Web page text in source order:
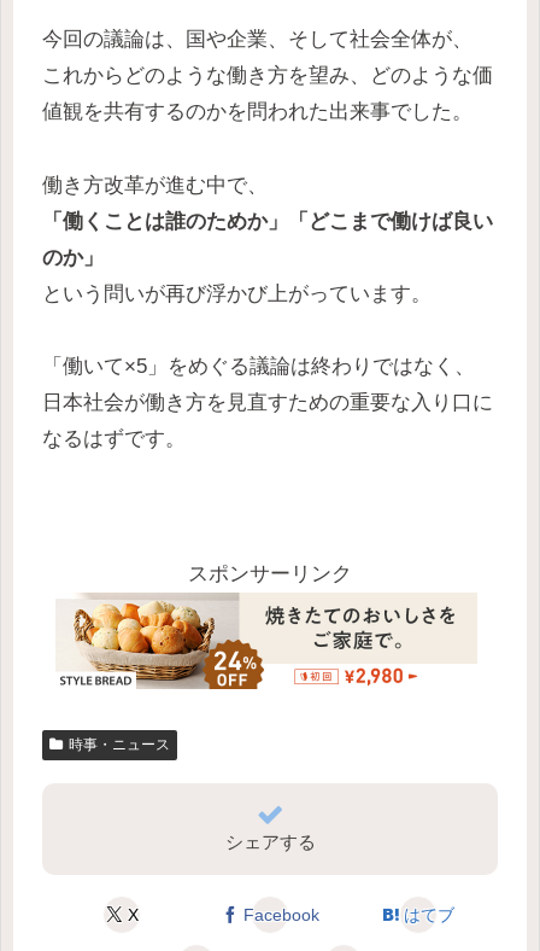
今回の議論は、国や企業、そして社会全体が、
これからどのような働き方を望み、どのような価
値観を共有するのかを問われた出来事でした。
働き方改革が進む中で、
「働くことは誰のためか」「どこまで働けば良い
のか」
という問いが再び浮かび上がっています。
「働いて×5」をめぐる議論は終わりではなく、
日本社会が働き方を見直すための重要な入り口に
なるはずです。
スポンサーリンク
時事・ニュース
シェアする
X Facebook はてブ